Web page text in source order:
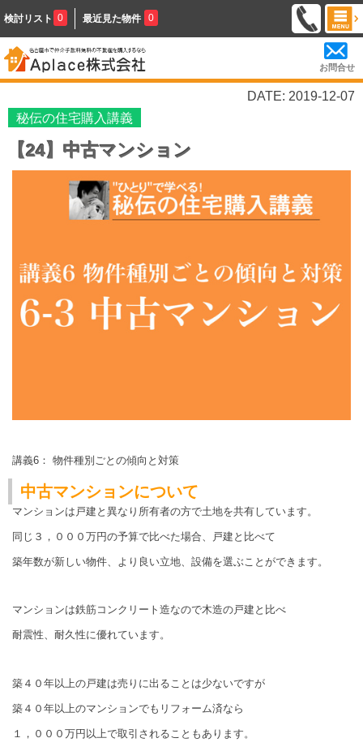
検討リスト 0 最近見た物件 0
お問合せ
DATE: 2019-12-07
秘伝の住宅購入講義
【24】中古マンション
講義6： 物件種別ごとの傾向と対策
中古マンションについて
マンションは戸建と異なり所有者の方で土地を共有しています。
同じ３，０００万円の予算で比べた場合、戸建と比べて
築年数が新しい物件、より良い立地、設備を選ぶことができます。
マンションは鉄筋コンクリート造なので木造の戸建と比べ
耐震性、耐久性に優れています。
築４０年以上の戸建は売りに出ることは少ないですが
築４０年以上のマンションでもリフォーム済なら
１，０００万円以上で取引されることもあります。